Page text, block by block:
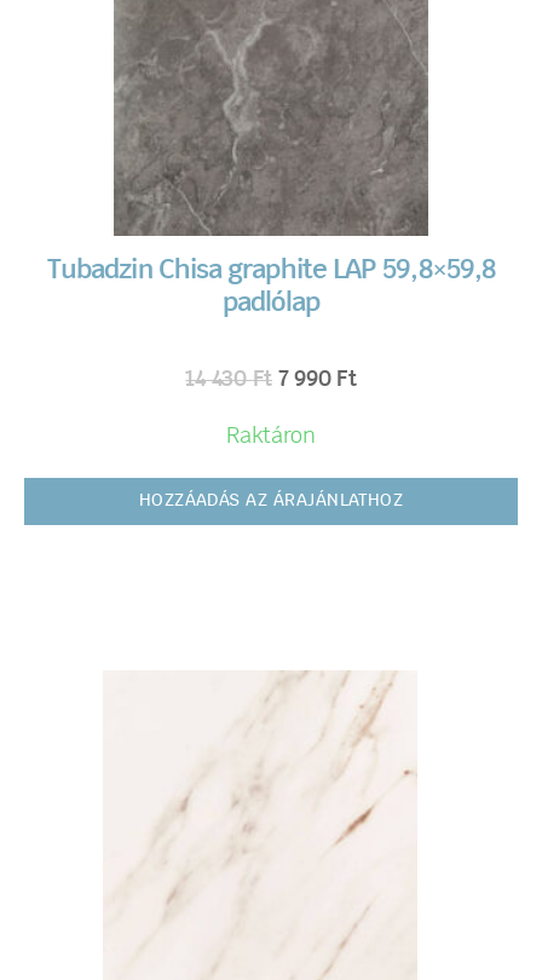
Tubadzin Chisa graphite LAP 59,8×59,8
padlólap
14 430Ft 7 990 Ft
Raktáron
HOZZÁADÁS AZ ÁRAJÁNLATHOZ